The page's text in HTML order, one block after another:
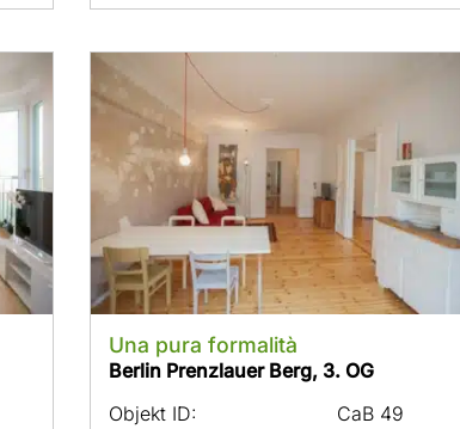
Una pura formalità
Berlin Prenzlauer Berg, 3. OG
Objekt ID:
CaB 49